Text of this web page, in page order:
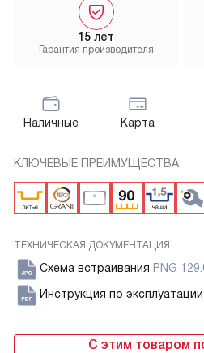
15 лет
Гарантия производителя
Наличные Карта
КЛЮЧЕВЫЕ ПРЕИМУЩЕСТВА
ТЕХНИЧЕСКАЯ ДОКУМЕНТАЦИЯ
Схема встраивания PNG
Инструкция по эксплуатации
С этим товаром